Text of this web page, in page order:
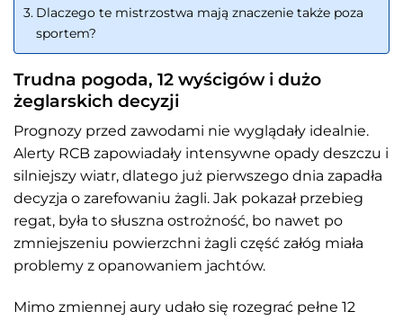
Dlaczego te mistrzostwa mają znaczenie także poza
sportem?
Trudna pogoda, 12 wyścigów i dużo
żeglarskich decyzji
Prognozy przed zawodami nie wyglądały idealnie.
Alerty RCB zapowiadały intensywne opady deszczu i
silniejszy wiatr, dlatego już pierwszego dnia zapadła
decyzja o zarefowaniu żagli. Jak pokazał przebieg
regat, była to słuszna ostrożność, bo nawet po
zmniejszeniu powierzchni żagli część załóg miała
problemy z opanowaniem jachtów.
Mimo zmiennej aury udało się rozegrać pełne 12